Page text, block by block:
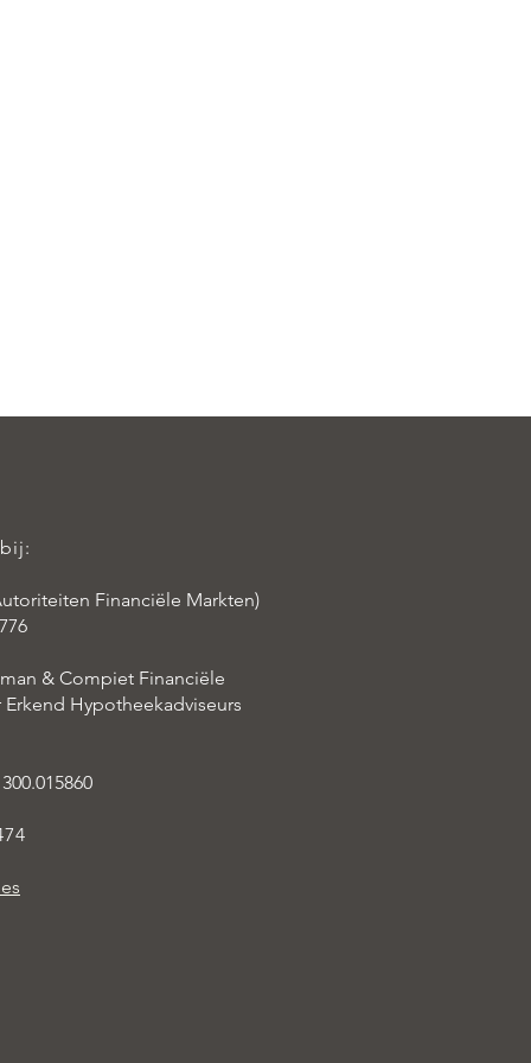
Financiële Markten)
& Compiet Financiële
Hypotheekadviseurs